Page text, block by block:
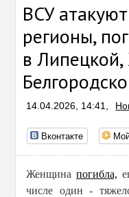
ВСУ
регионы,
в Липецкой,
14.04.2026, 14:41,
Вконтакте
Женщинапогибла,
числе один -